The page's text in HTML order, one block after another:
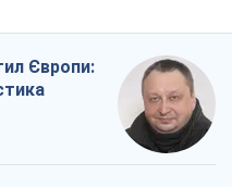
Європи: